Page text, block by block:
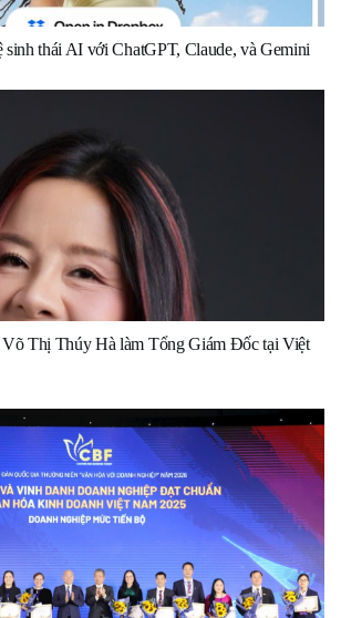
thái AI với ChatGPT, Claude, và Gemini
Võ Thị Thúy Hà làm Tổng Giám Đốc tại Việt